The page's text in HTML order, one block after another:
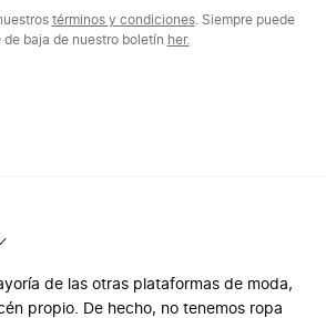
términos y condiciones. Siempre puede
de baja de nuestro boletín her.
de las otras plataformas de moda,
propio. De hecho, no tenemos ropa